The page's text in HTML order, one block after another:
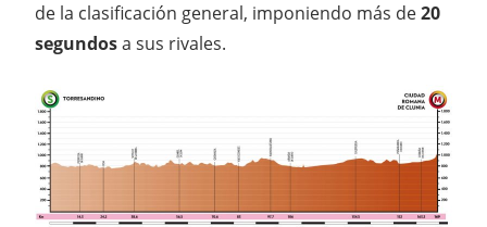
de la clasificación general, imponiendo más de20
segundosa sus rivales.